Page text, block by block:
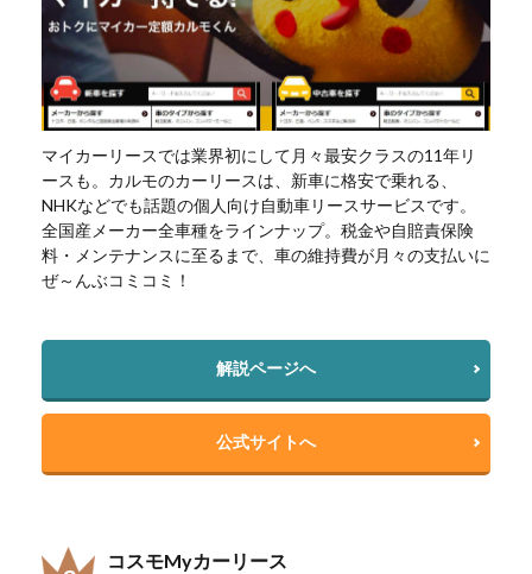
マイカーリースでは業界初にして月々最安クラスの11年リ
ースも。カルモのカーリースは、新車に格安で乗れる、
NHKなどでも話題の個人向け自動車リースサービスです。
全国産メーカー全車種をラインナップ。税金や自賠責保険
料・メンテナンスに至るまで、車の維持費が月々の支払いに
ぜ～んぶコミコミ！
解説ページへ
公式サイトへ
コスモMyカーリース